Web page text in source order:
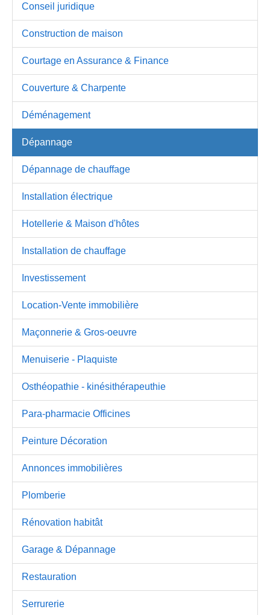
Conseil juridique
Construction de maison
Courtage en Assurance & Finance
Couverture & Charpente
Déménagement
Dépannage
Dépannage de chauffage
Installation électrique
Hotellerie & Maison d'hôtes
Installation de chauffage
Investissement
Location-Vente immobilière
Maçonnerie & Gros-oeuvre
Menuiserie - Plaquiste
Osthéopathie - kinésithérapeuthie
Para-pharmacie Officines
Peinture Décoration
Annonces immobilières
Plomberie
Rénovation habitât
Garage & Dépannage
Restauration
Serrurerie